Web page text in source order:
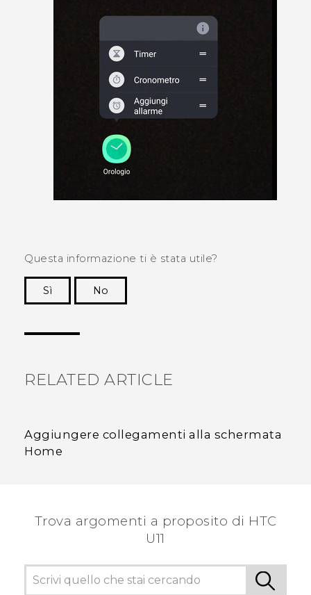
Questa informazione ti è stata utile?
Sì
No
RELATED ARTICLE
Aggiungere collegamenti alla schermata
Home
Trova argomenti a proposito di HTC
U11